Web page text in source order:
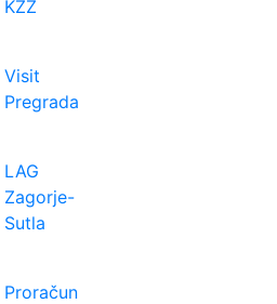
KZŽ
Visit
Pregrada
LAG
Zagorje-
Sutla
Proračun